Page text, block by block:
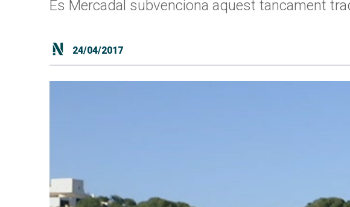
Es Mercadal subvenciona aquest tancament
24/04/2017